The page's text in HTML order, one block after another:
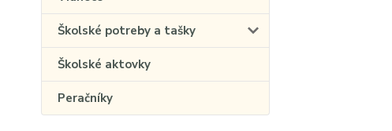
Školské potreby a tašky
Školské aktovky
Peračníky